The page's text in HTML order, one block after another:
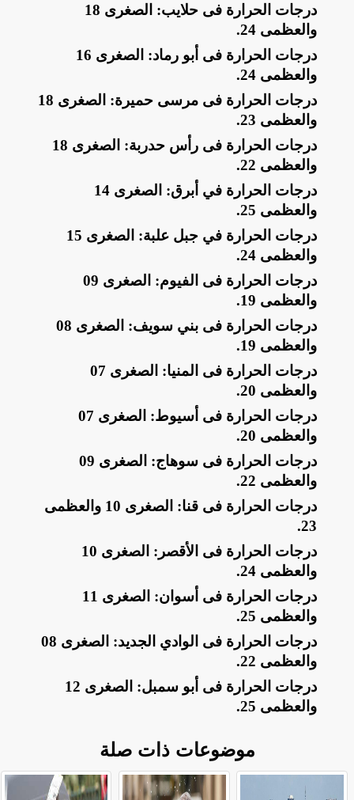
​درجات الحرارة فى حلايب: الصغرى 18
والعظمى 24
.
​درجات الحرارة فى أبو رماد: الصغرى 16
والعظمى 24
.
​درجات الحرارة فى مرسى حميرة: الصغرى 18
والعظمى 23
.
​درجات الحرارة فى رأس حدربة: الصغرى 18
والعظمى 22
.
​درجات الحرارة في أبرق: الصغرى 14
والعظمى 25
.
​درجات الحرارة في جبل علبة: الصغرى 15
والعظمى 24
.
​درجات الحرارة فى الفيوم: الصغرى 09
والعظمى 19
.
​درجات الحرارة فى بني سويف: الصغرى 08
والعظمى 19
.
​درجات الحرارة فى المنيا: الصغرى 07
والعظمى 20
.
​درجات الحرارة فى أسيوط: الصغرى 07
والعظمى 20
.
​درجات الحرارة فى سوهاج: الصغرى 09
والعظمى 22
.
​درجات الحرارة فى قنا: الصغرى 10 والعظمى
23
.
​درجات الحرارة فى الأقصر: الصغرى 10
والعظمى 24
.
​درجات الحرارة فى أسوان: الصغرى 11
والعظمى 25
.
​درجات الحرارة فى الوادي الجديد: الصغرى 08
والعظمى 22
.
​درجات الحرارة فى أبو سمبل: الصغرى 12
والعظمى 25
.
موضوعات ذات صلة